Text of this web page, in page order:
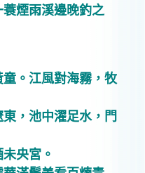
煙雨溪邊晚釣之
。江風對海霧，牧
，池中濯足水，門
央宮。